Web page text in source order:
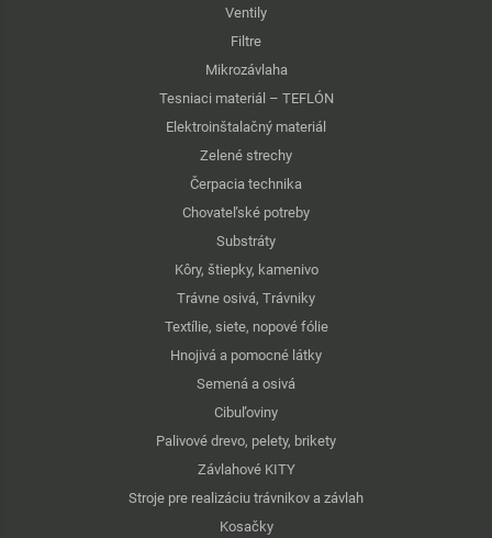
Ventily
Filtre
Mikrozávlaha
Tesniaci materiál – TEFLÓN
Elektroinštalačný materiál
Zelené strechy
Čerpacia technika
Chovateľské potreby
Substráty
Kôry, štiepky, kamenivo
Trávne osivá, Trávniky
Textílie, siete, nopové fólie
Hnojivá a pomocné látky
Semená a osivá
Cibuľoviny
Palivové drevo, pelety, brikety
Závlahové KITY
Stroje pre realizáciu trávnikov a závlah
Kosačky